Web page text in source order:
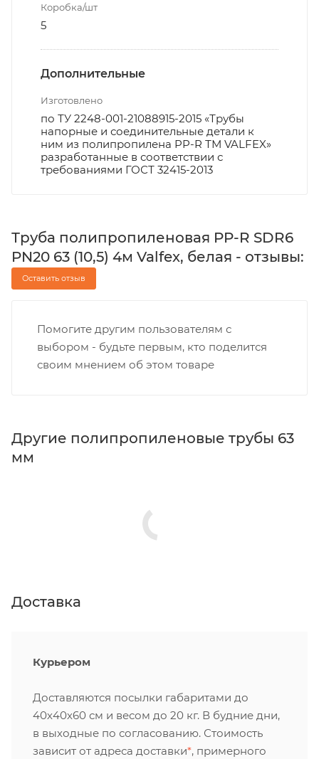
Коробка/шт
5
Дополнительные
Изготовлено
по ТУ 2248-001-21088915-2015 «Трубы
напорные и соединительные детали к
ним из полипропилена PP-R ТМ VALFEX»
разработанные в соответствии с
требованиями ГОСТ 32415-2013
Труба полипропиленовая PP-R SDR6
PN20 63 (10,5) 4м Valfex, белая - отзывы:
Оставить отзыв
Помогите другим пользователям с
выбором - будьте первым, кто поделится
своим мнением об этом товаре
Другие полипропиленовые трубы 63
мм
Доставка
Курьером
Доставляются посылки габаритами до
40х40х60 см и весом до 20 кг. В будние дни,
в выходные по согласованию. Стоимость
зависит от адреса доставки*, примерного